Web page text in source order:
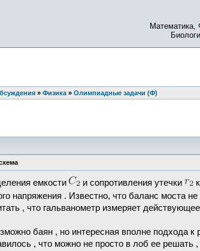
Математика,
» Физика » Олимпиадные задачи (Ф)
емкости и сопротивления утечки
напряжения . Известно, что баланс моста
, что гальванометр измеряет
баян , но интересная вполне подхода к
, что можно не просто в лоб ее решать